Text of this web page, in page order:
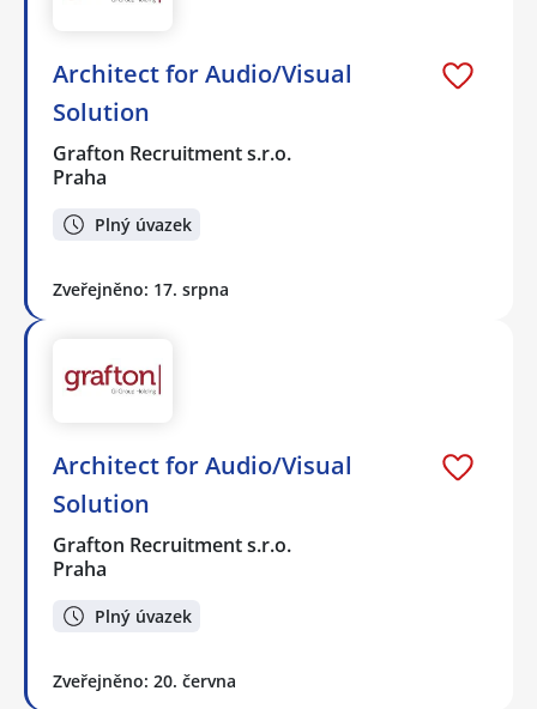
Architect for Audio/Visual
Solution
Grafton Recruitment s.r.o.
Praha
Plný úvazek
Zveřejněno: 17. srpna
Architect for Audio/Visual
Solution
Grafton Recruitment s.r.o.
Praha
Plný úvazek
Zveřejněno: 20. června